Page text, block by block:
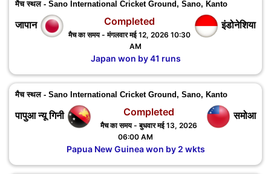
मैच स्थल - Sano International Cricket Ground, Sano, Kanto
जापान इंडोनेशिया
Completed
मैच का समय - मंगलवार मई 12, 2026 10:30
AM
Japan won by 41 runs
मैच स्थल - Sano International Cricket Ground, Sano, Kanto
पापुआ न्यू गिनी समोआ
Completed
मैच का समय - बुधवार मई 13, 2026
06:00 AM
Papua New Guinea won by 2 wkts